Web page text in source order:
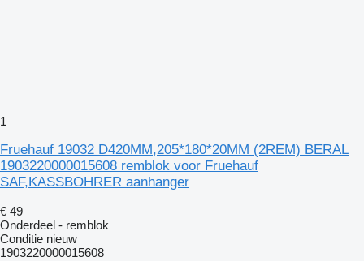
1
Fruehauf 19032 D420MM,205*180*20MM (2REM) BERAL
1903220000015608 remblok voor Fruehauf
SAF,KASSBOHRER aanhanger
€ 49
Onderdeel - remblok
Conditie nieuw
1903220000015608